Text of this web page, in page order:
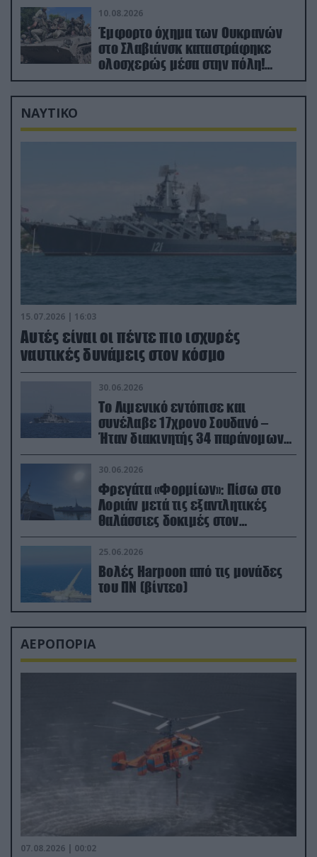
10.08.2026
Έμφορτο όχημα των Ουκρανών
στο Σλαβιάνσκ καταστράφηκε
ολοσχερώς μέσα στην πόλη!
(βίντεο)
ΝΑΥΤΙΚΟ
15.07.2026 | 16:03
Aυτές είναι οι πέντε πιο ισχυρές
ναυτικές δυνάμεις στον κόσμο
30.06.2026
Το Λιμενικό εντόπισε και
συνέλαβε 17χρονο Σουδανό –
Ήταν διακινητής 34 παράνομων
μεταναστών
30.06.2026
Φρεγάτα «Φορμίων»: Πίσω στο
Λοριάν μετά τις εξαντλητικές
θαλάσσιες δοκιμές στον
απαιτητικό Βισκαϊκό
25.06.2026
Βολές Harpoon από τις μονάδες
του ΠΝ (βίντεο)
ΑΕΡΟΠΟΡΙΑ
07.08.2026 | 00:02